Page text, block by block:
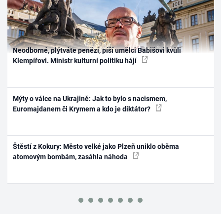
Neodborné, plýtváte penězi, píší umělci Babišovi kvůli
Klempířovi. Ministr kulturní politiku hájí
Mýty o válce na Ukrajině: Jak to bylo s nacismem,
Euromajdanem či Krymem a kdo je diktátor?
Štěstí z Kokury: Město velké jako Plzeň uniklo oběma
atomovým bombám, zasáhla náhoda